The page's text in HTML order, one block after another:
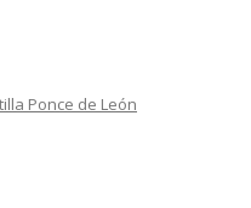
Ponce de León